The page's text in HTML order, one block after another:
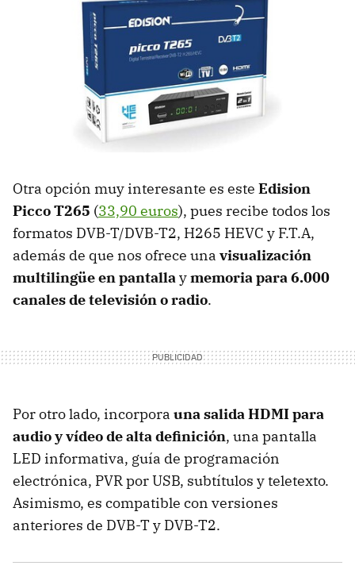
Otra opción muy interesante es este Edision
Picco T265 (33,90 euros), pues recibe todos los
formatos DVB-T/DVB-T2, H265 HEVC y F.T.A,
además de que nos ofrece una visualización
multilingüe en pantallaymemoria para 6.000
canales de televisión o radio.
Por otro lado, incorpora una salida HDMI para
audio y vídeo de alta definición, una pantalla
LED informativa, guía de programación
electrónica, PVR por USB, subtítulos y teletexto.
Asimismo, es compatible con versiones
anteriores de DVB-T y DVB-T2.